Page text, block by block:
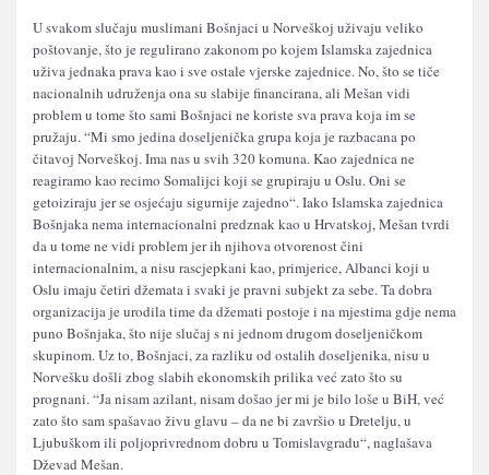
U svakom slučaju muslimani Bošnjaci u Norveškoj uživaju veliko
poštovanje, što je regulirano zakonom po kojem Islamska zajednica
uživa jednaka prava kao i sve ostale vjerske zajednice. No, što se tiče
nacionalnih udruženja ona su slabije financirana, ali Mešan vidi
problem u tome što sami Bošnjaci ne koriste sva prava koja im se
pružaju. “Mi smo jedina doseljenička grupa koja je razbacana po
čitavoj Norveškoj. Ima nas u svih 320 komuna. Kao zajednica ne
reagiramo kao recimo Somalijci koji se grupiraju u Oslu. Oni se
getoiziraju jer se osjećaju sigurnije zajedno“. Iako Islamska zajednica
Bošnjaka nema internacionalni predznak kao u Hrvatskoj, Mešan tvrdi
da u tome ne vidi problem jer ih njihova otvorenost čini
internacionalnim, a nisu rascjepkani kao, primjerice, Albanci koji u
Oslu imaju četiri džemata i svaki je pravni subjekt za sebe. Ta dobra
organizacija je urodila time da džemati postoje i na mjestima gdje nema
puno Bošnjaka, što nije slučaj s ni jednom drugom doseljeničkom
skupinom. Uz to, Bošnjaci, za razliku od ostalih doseljenika, nisu u
Norvešku došli zbog slabih ekonomskih prilika već zato što su
prognani. “Ja nisam azilant, nisam došao jer mi je bilo loše u BiH, već
zato što sam spašavao živu glavu – da ne bi završio u Dretelju, u
Ljubuškom ili poljoprivrednom dobru u Tomislavgradu“, naglašava
Dževad Mešan.